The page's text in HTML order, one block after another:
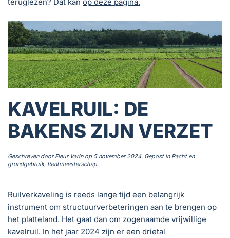
KAVELRUIL: DE
BAKENS ZIJN VERZET
Geschreven doorFleur Varinop 5 november 2024. Gepost in Pacht en
grondgebruik, Rentmeesterschap.
Ruilverkaveling is reeds lange tijd een belangrijk
instrument om structuurverbeteringen aan te brengen op
het platteland. Het gaat dan om zogenaamde vrijwillige
kavelruil. In het jaar 2024 zijn er een drietal